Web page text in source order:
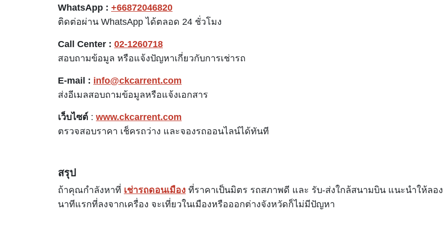
WhatsApp : +66872046820
ติดต่อผ่าน WhatsApp ได้ตลอด 24 ชั่วโมง
Call Center : 02-1260718
สอบถามข้อมูล หรือแจ้งปัญหาเกี่ยวกับการเช่ารถ
E-mail : info@ckcarrent.com
ส่งอีเมลสอบถามข้อมูลหรือแจ้งเอกสาร
เว็บไซต์ : www.ckcarrent.com
ตรวจสอบราคา เช็ครถว่าง และจองรถออนไลน์ได้ทันที
สรุป
ถ้าคุณกำลังหาที่ เช่ารถดอนเมือง ที่ราคาเป็นมิตร รถสภาพดี และ รับ-ส่งใกล้สนามบิน แนะนำให้ลอง
นาทีแรกที่ลงจากเครื่อง จะเที่ยวในเมืองหรือออกต่างจังหวัดก็ไม่มีปัญหา